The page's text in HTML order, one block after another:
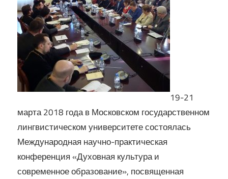
19-21
марта 2018 года в Московском государственном
лингвистическом университете состоялась
Международная научно-практическая
конференция «Духовная культура и
современное образование», посвященная